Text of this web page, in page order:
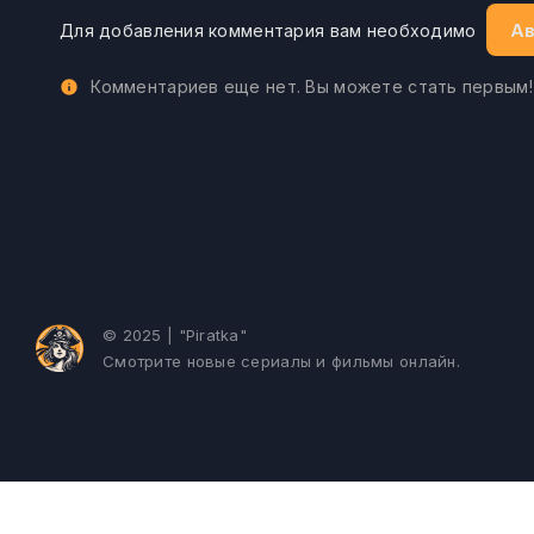
Для добавления комментария вам необходимо
Комментариев еще нет. Вы можете стать первым!
© 2025 | "Piratka"
Смотрите новые сериалы и фильмы онлайн.